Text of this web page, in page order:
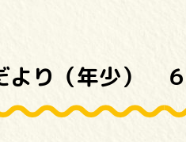
より（年少） ６